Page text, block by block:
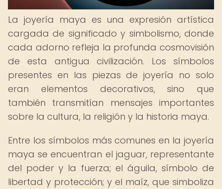
La joyería maya es una expresión artística
cargada de significado y simbolismo, donde
cada adorno refleja la profunda cosmovisión
de esta antigua civilización. Los símbolos
presentes en las piezas de joyería no solo
eran elementos decorativos, sino que
también transmitían mensajes importantes
sobre la cultura, la religión y la historia maya.
Entre los símbolos más comunes en la joyería
maya se encuentran el jaguar, representante
del poder y la fuerza; el águila, símbolo de
libertad y protección; y el maíz, que simboliza